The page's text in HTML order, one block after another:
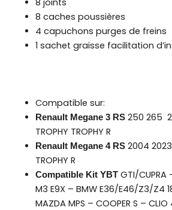
8 joints
8 caches poussières
4 capuchons purges de freins
1 sachet graisse facilitation
Compatible sur:
Renault Megane 3 RS250 265
TROPHY TROPHY R
Renault Megane 4 RS2004 2023
TROPHY R
Compatible Kit YBTGTI/CUPRA
M3 E9X – BMW E36/E46/Z3/Z4
MAZDA MPS – COOPER S –